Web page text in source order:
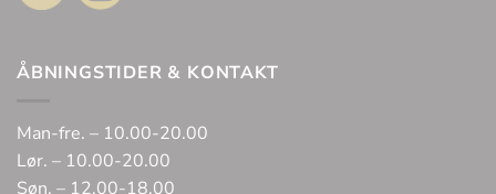
ÅBNINGSTIDER & KONTAKT
Man-fre. – 10.00-20.00
Lør. – 10.00-20.00
Søn. – 12.00-18.00